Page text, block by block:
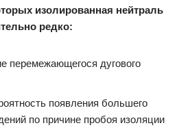
изолированная нейтраль
редко:
перемежающегося дугового
появления большего
по причине пробоя изоляции